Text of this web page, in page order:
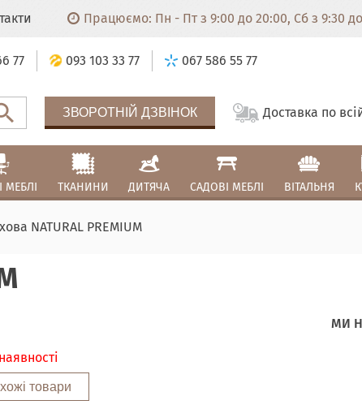
Працюємо: Пн - Пт з 9:00 до 20:00, Сб з 9:30
77 093 103 33 77 067 586 55 77
ЗВОРОТНІЙ ДЗВІНОК Доставка по
МЕБЛІ ТКАНИНИ ДИТЯЧА САДОВІ МЕБЛІ ВІТАЛЬНЯ
NATURAL PREMIUM
товари
МИ